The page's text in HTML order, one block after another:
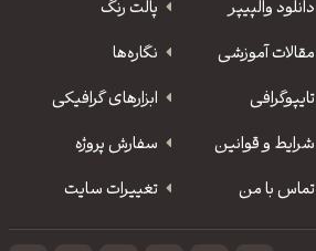
دانلود‌ والپیپر
پالت رنگ
مقالات آموزشی
نگاره‌ها
‌تایپوگرافی
ابزارهای گرافیکی
شرایط و قوانین
سفارش پروژه
تماس با من تغییرات سایت